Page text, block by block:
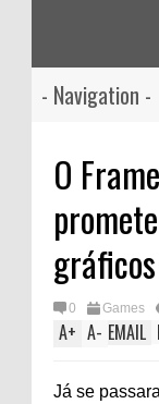
O
0 Games
A+ A- EMAIL
Já se